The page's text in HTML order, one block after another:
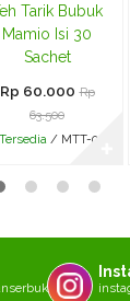
Tarik Bubuk
Mamio Isi 30
Sachet
Rp 60.000 Rp
63.500
Tersedia / MTT-002